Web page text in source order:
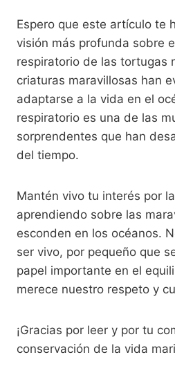
Espero que este artículo te
visión más profunda sobre
respiratorio de las tortugas
criaturas maravillosas han
adaptarse a la vida en el
respiratorio es una de las
sorprendentes que han
del tiempo.
Mantén vivo tu interés por
aprendiendo sobre las
esconden en los océanos.
ser vivo, por pequeño que
papel importante en el
merece nuestro respeto y
¡Gracias por leer y por tu
conservación de la vida